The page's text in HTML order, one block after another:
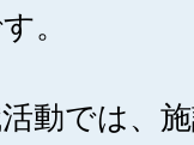
。
動では、